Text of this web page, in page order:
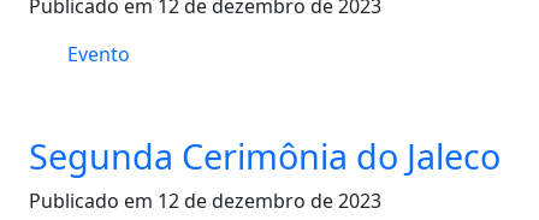
Publicado em 12 de dezembro de 2023
Evento
Segunda Cerimônia do Jaleco
Publicado em 12 de dezembro de 2023